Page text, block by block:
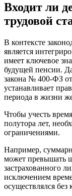
Входит ли
трудовой
В контексте
является
имеет ключевое
будущей пенсии.
закона № 400-ФЗ
устанавливает
периода в жизни
Чтобы учесть
полутора лет,
ограничениями.
Например,
может превышать
застрахованного
исключением
осуществлялся